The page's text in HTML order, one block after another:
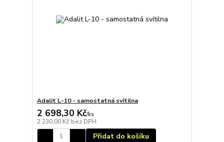
Adalit L-10 - samostatná svítilna
2 698,30 Kč/ks
2 230,00 Kč bez DPH
Přidat do košíku